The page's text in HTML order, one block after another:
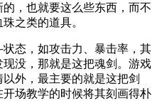
，也就要这么些东西，而不
之类的道具。
态，如攻击力、暴击率，其
没，那就是这把魂剑。游戏
外，最主要的就是这把剑
场教学的时候将其刻画得朴